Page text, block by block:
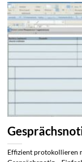
Effizient protokollieren